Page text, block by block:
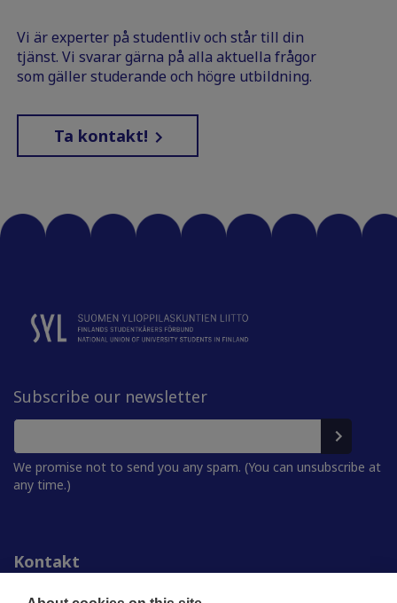
Vi är experter på studentliv och står till din
tjänst. Vi svarar gärna på alla aktuella frågor
som gäller studerande och högre utbildning.
Ta kontakt!
Subscribe our newsletter
We promise not to send you any spam. (You can unsubscribe at
any time.)
Kontakt